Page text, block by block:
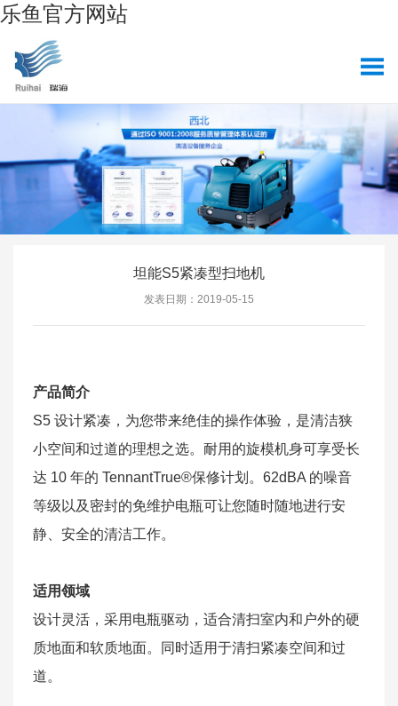
乐鱼官方网站
坦能S5紧凑型扫地机
发表日期：2019-05-15
产品简介
S5 设计紧凑，为您带来绝佳的操作体验，是清洁狭
小空间和过道的理想之选。耐用的旋模机身可享受长
达 10 年的 TennantTrue®保修计划。62dBA 的噪音
等级以及密封的免维护电瓶可让您随时随地进行安
静、安全的清洁工作。
适用领域
设计灵活，采用电瓶驱动，适合清扫室内和户外的硬
质地面和软质地面。同时适用于清扫紧凑空间和过
道。